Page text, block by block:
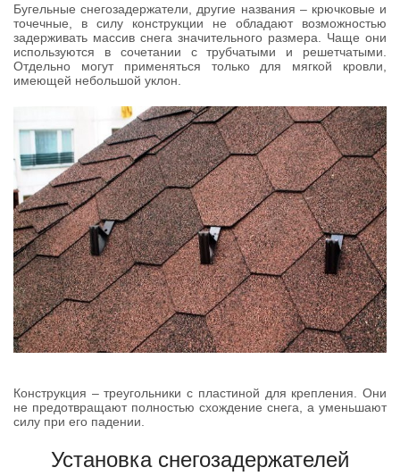
Бугельные снегозадержатели, другие названия – крючковые и
точечные, в силу конструкции не обладают возможностью
задерживать массив снега значительного размера. Чаще они
используются в сочетании с трубчатыми и решетчатыми.
Отдельно могут применяться только для мягкой кровли,
имеющей небольшой уклон.
Конструкция – треугольники с пластиной для крепления. Они
не предотвращают полностью схождение снега, а уменьшают
силу при его падении.
Установка снегозадержателей